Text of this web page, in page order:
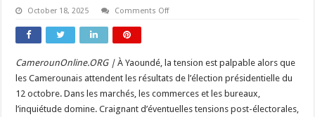
October 18, 2025 Comments Offon
Biya,
quel
visage
pour
?
CamerounOnline.ORG |À Yaoundé, la tension est palpable alors que
les Camerounais attendent les résultats de l’élection présidentielle du
12 octobre. Dans les marchés, les commerces et les bureaux,
l’inquiétude domine. Craignant d’éventuelles tensions post-électorales,